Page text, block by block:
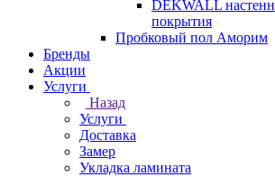
DEKWALL
покрытия
Пробковый пол Аморим
Бренды
Акции
Услуги
Назад
Услуги
Доставка
Замер
Укладка ламината